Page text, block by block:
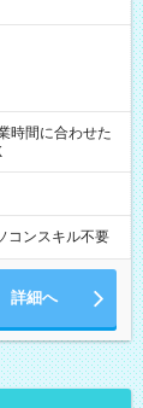
コンスキル不要
詳細へ